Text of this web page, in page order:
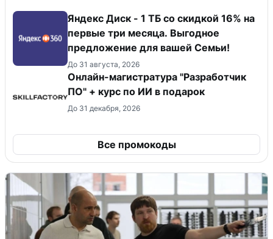
Яндекс Диск - 1 ТБ со скидкой 16% на
первые три месяца. Выгодное
предложение для вашей Семьи!
До 31 августа, 2026
Онлайн-магистратура "Разработчик
ПО" + курс по ИИ в подарок
До 31 декабря, 2026
Все промокоды